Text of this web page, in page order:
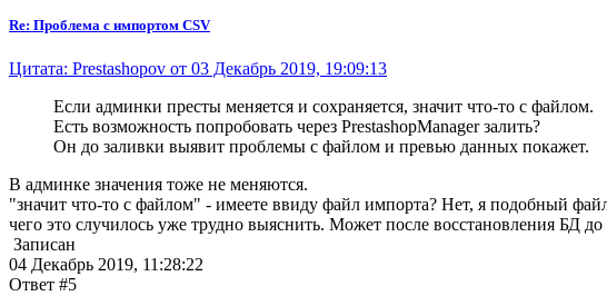
Re: Проблема с импортом CSV
Цитата: Prestashopov от 03 Декабрь 2019, 19:09:13
Если админки престы меняется и сохраняется, значит что-то с файлом.
Есть возможность попробовать через PrestashopManager залить?
Он до заливки выявит проблемы с файлом и превью данных покажет.
В админке значения тоже не меняются.
"значит что-то с файлом" - имеете ввиду файл импорта? Нет, я подобный
чего это случилось уже трудно выяснить. Может после восстановления БД
Записан
04 Декабрь 2019, 11:28:22
Ответ #5